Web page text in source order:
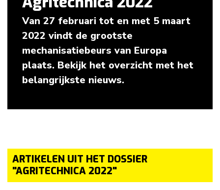
Van 27 februari tot en met 5 maart
2022 vindt de grootste
mechanisatiebeurs van Europa
plaats. Bekijk het overzicht met het
belangrijkste nieuws.
ARTIKELEN UIT HET DOSSIER
"AGRITECHNICA 2022"